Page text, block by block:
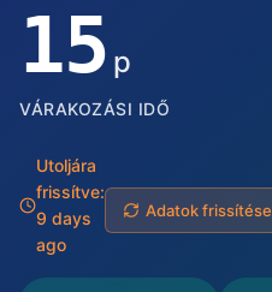
15 p
VÁRAKOZÁSI IDŐ
Utoljára
frissítve:
9 days
ago
Adatok frissítése